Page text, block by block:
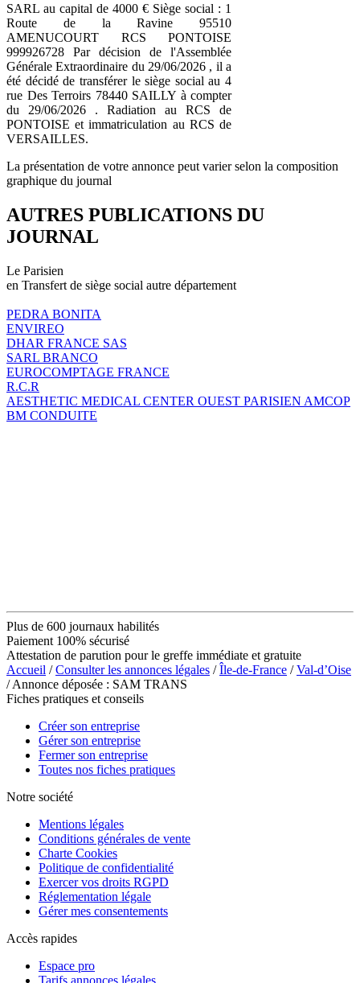
SARL au capital de 4000 € Siège social : 1
Route de la Ravine 95510
AMENUCOURT RCS PONTOISE
999926728 Par décision de l'Assemblée
Générale Extraordinaire du 29/06/2026 , il a
été décidé de transférer le siège social au 4
rue Des Terroirs 78440 SAILLY à compter
du 29/06/2026 . Radiation au RCS de
PONTOISE et immatriculation au RCS de
VERSAILLES.
La présentation de votre annonce peut varier selon la composition
graphique du journal
AUTRES PUBLICATIONS DU
JOURNAL
Le Parisien
en Transfert de siège social autre département
PEDRA BONITA
ENVIREO
DHAR FRANCE SAS
SARL BRANCO
EUROCOMPTAGE FRANCE
R.C.R
AESTHETIC MEDICAL CENTER OUEST PARISIEN AMCOP
BM CONDUITE
Plus de 600 journaux habilités
Paiement 100% sécurisé
Attestation de parution pour le greffe immédiate et gratuite
Accueil /Consulter les annonces légales /Île-de-France /Val-d’Oise
/ Annonce déposée : SAM TRANS
Fiches pratiques et conseils
Créer son entreprise
Gérer son entreprise
Fermer son entreprise
Toutes nos fiches pratiques
Notre société
Mentions légales
Conditions générales de vente
Charte Cookies
Politique de confidentialité
Exercer vos droits RGPD
Réglementation légale
Gérer mes consentements
Accès rapides
Espace pro
Tarifs annonces légales